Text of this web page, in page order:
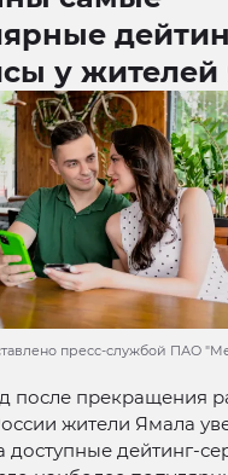
у жителей
пресс-службой ПАО
после прекращения
жители Ямала
доступные дейтинг-